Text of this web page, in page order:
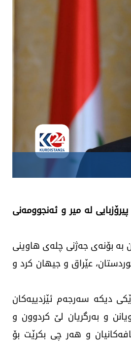
له‌ میر و ئه‌نجوومه‌نی
كوردستان به‌ بۆنه‌ی جه‌ژنی چله‌ی هاوینی
عێراق و جیهان كرد و
دیكه‌ سه‌رجه‌م ئێزدییه‌كان
و به‌رگریان لێ كردوون و
و هه‌ر چی بكرێت بۆ